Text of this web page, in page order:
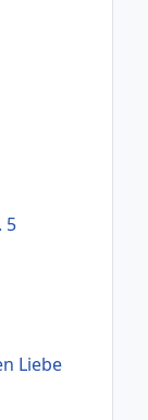
5
Liebe